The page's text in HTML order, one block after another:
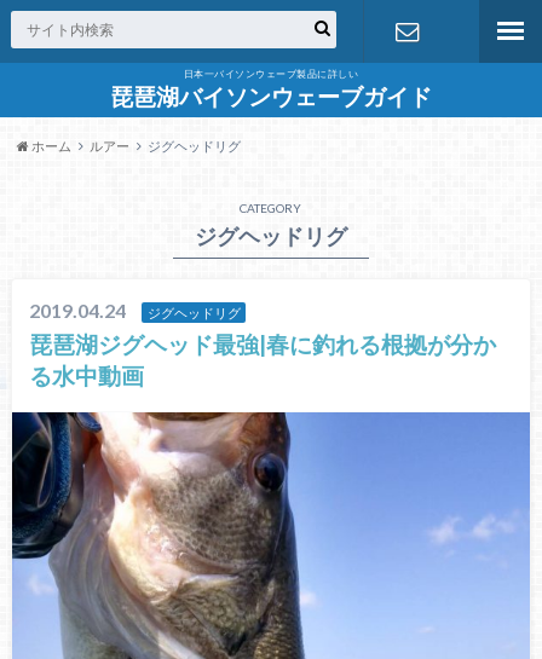
日本一バイソンウェーブ製品に詳しい
琵琶湖バイソンウェーブガイド
お問合せ
ホーム ルアー ジグヘッドリグ
CATEGORY
ジグヘッドリグ
2019.04.24 ジグヘッドリグ
琵琶湖ジグヘッド最強|春に釣れる根拠が分か
る水中動画